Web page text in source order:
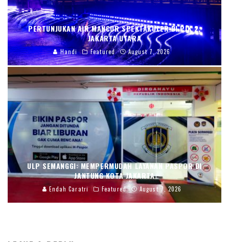
PERTUNJUKAN AIR MANCUR SPEKTAKULER DI PIK 2,
JAKARTA UTARA
Handi Featured August 7, 2026
ULP SEMANGGI: MEMPERMUDAH LAYANAN PASPOR DI
JANTUNG KOTA JAKARTA
Endah Caratri Featured August 7, 2026